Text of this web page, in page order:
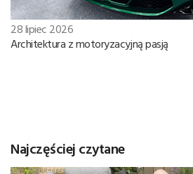
28 lipiec 2026
Architektura z motoryzacyjną pasją
Najczęściej czytane